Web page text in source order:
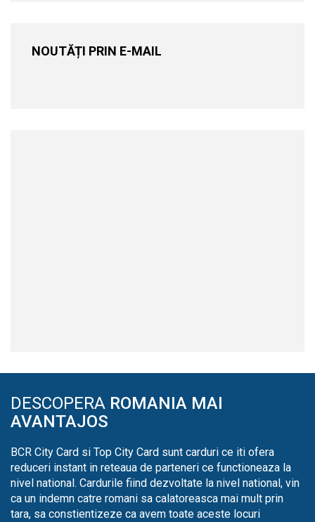
NOUTĂȚI PRIN E-MAIL
DESCOPERA ROMANIA MAI
AVANTAJOS
BCR City Card si Top City Card sunt carduri ce iti ofera
reduceri instant in reteaua de parteneri ce functioneaza la
nivel national. Cardurile fiind dezvoltate la nivel national, vin
ca un indemn catre romani sa calatoreasca mai mult prin
tara, sa constientizeze ca avem toate aceste locuri